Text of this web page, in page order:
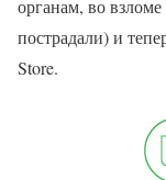
органам, во
пострадали) и
Store.